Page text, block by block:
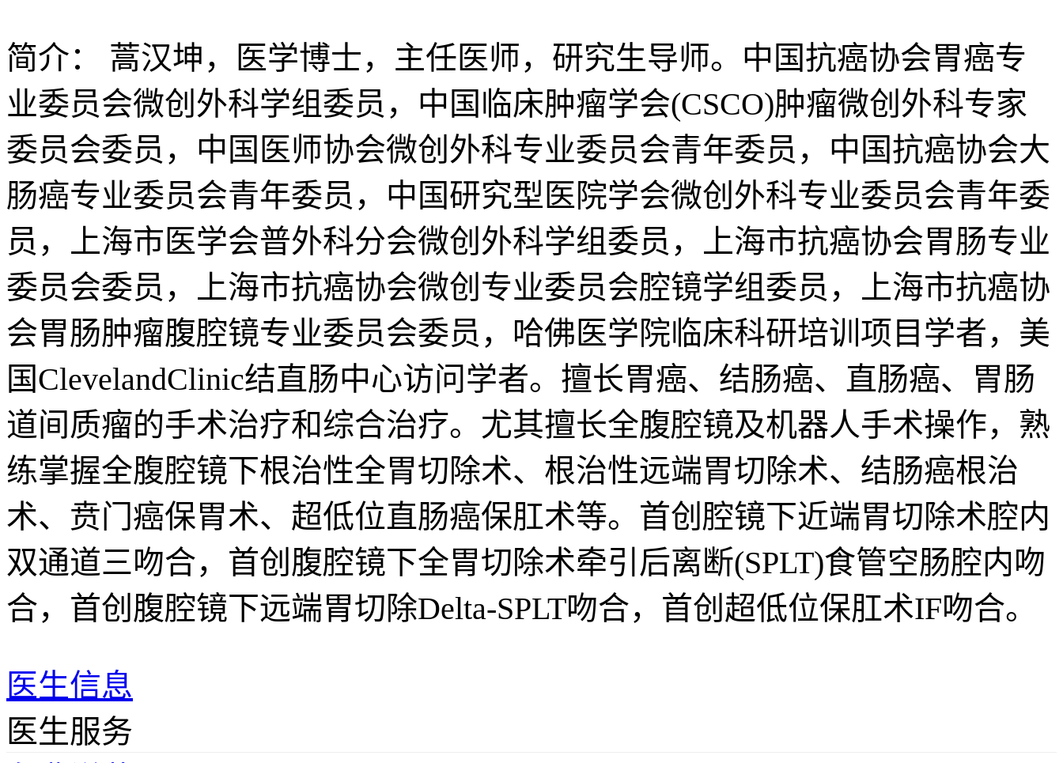
简介：
蒿汉坤，医学博士，主任医师，研究生导师。中国抗癌协会胃癌专
业委员会微创外科学组委员，中国临床肿瘤学会(CSCO)肿瘤微创外科专家
委员会委员，中国医师协会微创外科专业委员会青年委员，中国抗癌协会大
肠癌专业委员会青年委员，中国研究型医院学会微创外科专业委员会青年委
员，上海市医学会普外科分会微创外科学组委员，上海市抗癌协会胃肠专业
委员会委员，上海市抗癌协会微创专业委员会腔镜学组委员，上海市抗癌协
会胃肠肿瘤腹腔镜专业委员会委员，哈佛医学院临床科研培训项目学者，美
国ClevelandClinic结直肠中心访问学者。擅长胃癌、结肠癌、直肠癌、胃肠
道间质瘤的手术治疗和综合治疗。尤其擅长全腹腔镜及机器人手术操作，熟
练掌握全腹腔镜下根治性全胃切除术、根治性远端胃切除术、结肠癌根治
术、贲门癌保胃术、超低位直肠癌保肛术等。首创腔镜下近端胃切除术腔内
双通道三吻合，首创腹腔镜下全胃切除术牵引后离断(SPLT)食管空肠腔内吻
合，首创腹腔镜下远端胃切除Delta-SPLT吻合，首创超低位保肛术IF吻合。
医生信息
医生服务